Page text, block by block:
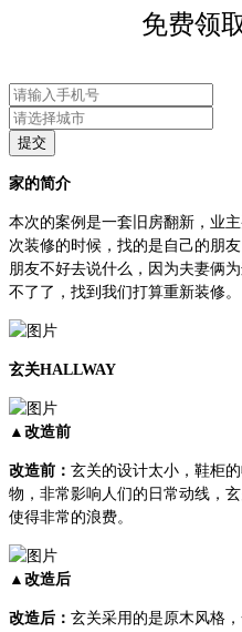
免费领
提交
家的简介
本次的案例是一套旧房翻新，业
次装修的时候，找的是自己的朋
朋友不好去说什么，因为夫妻俩
不了了，找到我们打算重新装修。
玄关HALLWAY
▲改造前
改造前： 玄关的设计太小，鞋柜
物，非常影响人们的日常动线，
使得非常的浪费。
▲改造后
改造后： 玄关采用的是原木风格